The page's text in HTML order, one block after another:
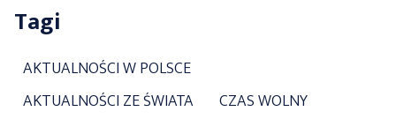
Tagi
AKTUALNOŚCI W POLSCE
AKTUALNOŚCI ZE ŚWIATA
CZAS WOLNY